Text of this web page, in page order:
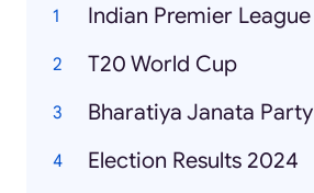
Indian Premier League
T20 World Cup
Bharatiya Janata Party
Election Results 2024